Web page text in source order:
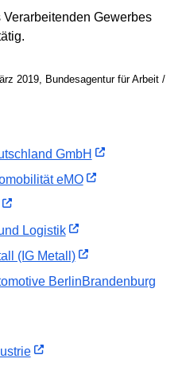
Gewerbes
2019, Bundesagentur für Arbeit /
GmbH
eMO
Logistik
(IG Metall)
BerlinBrandenburg